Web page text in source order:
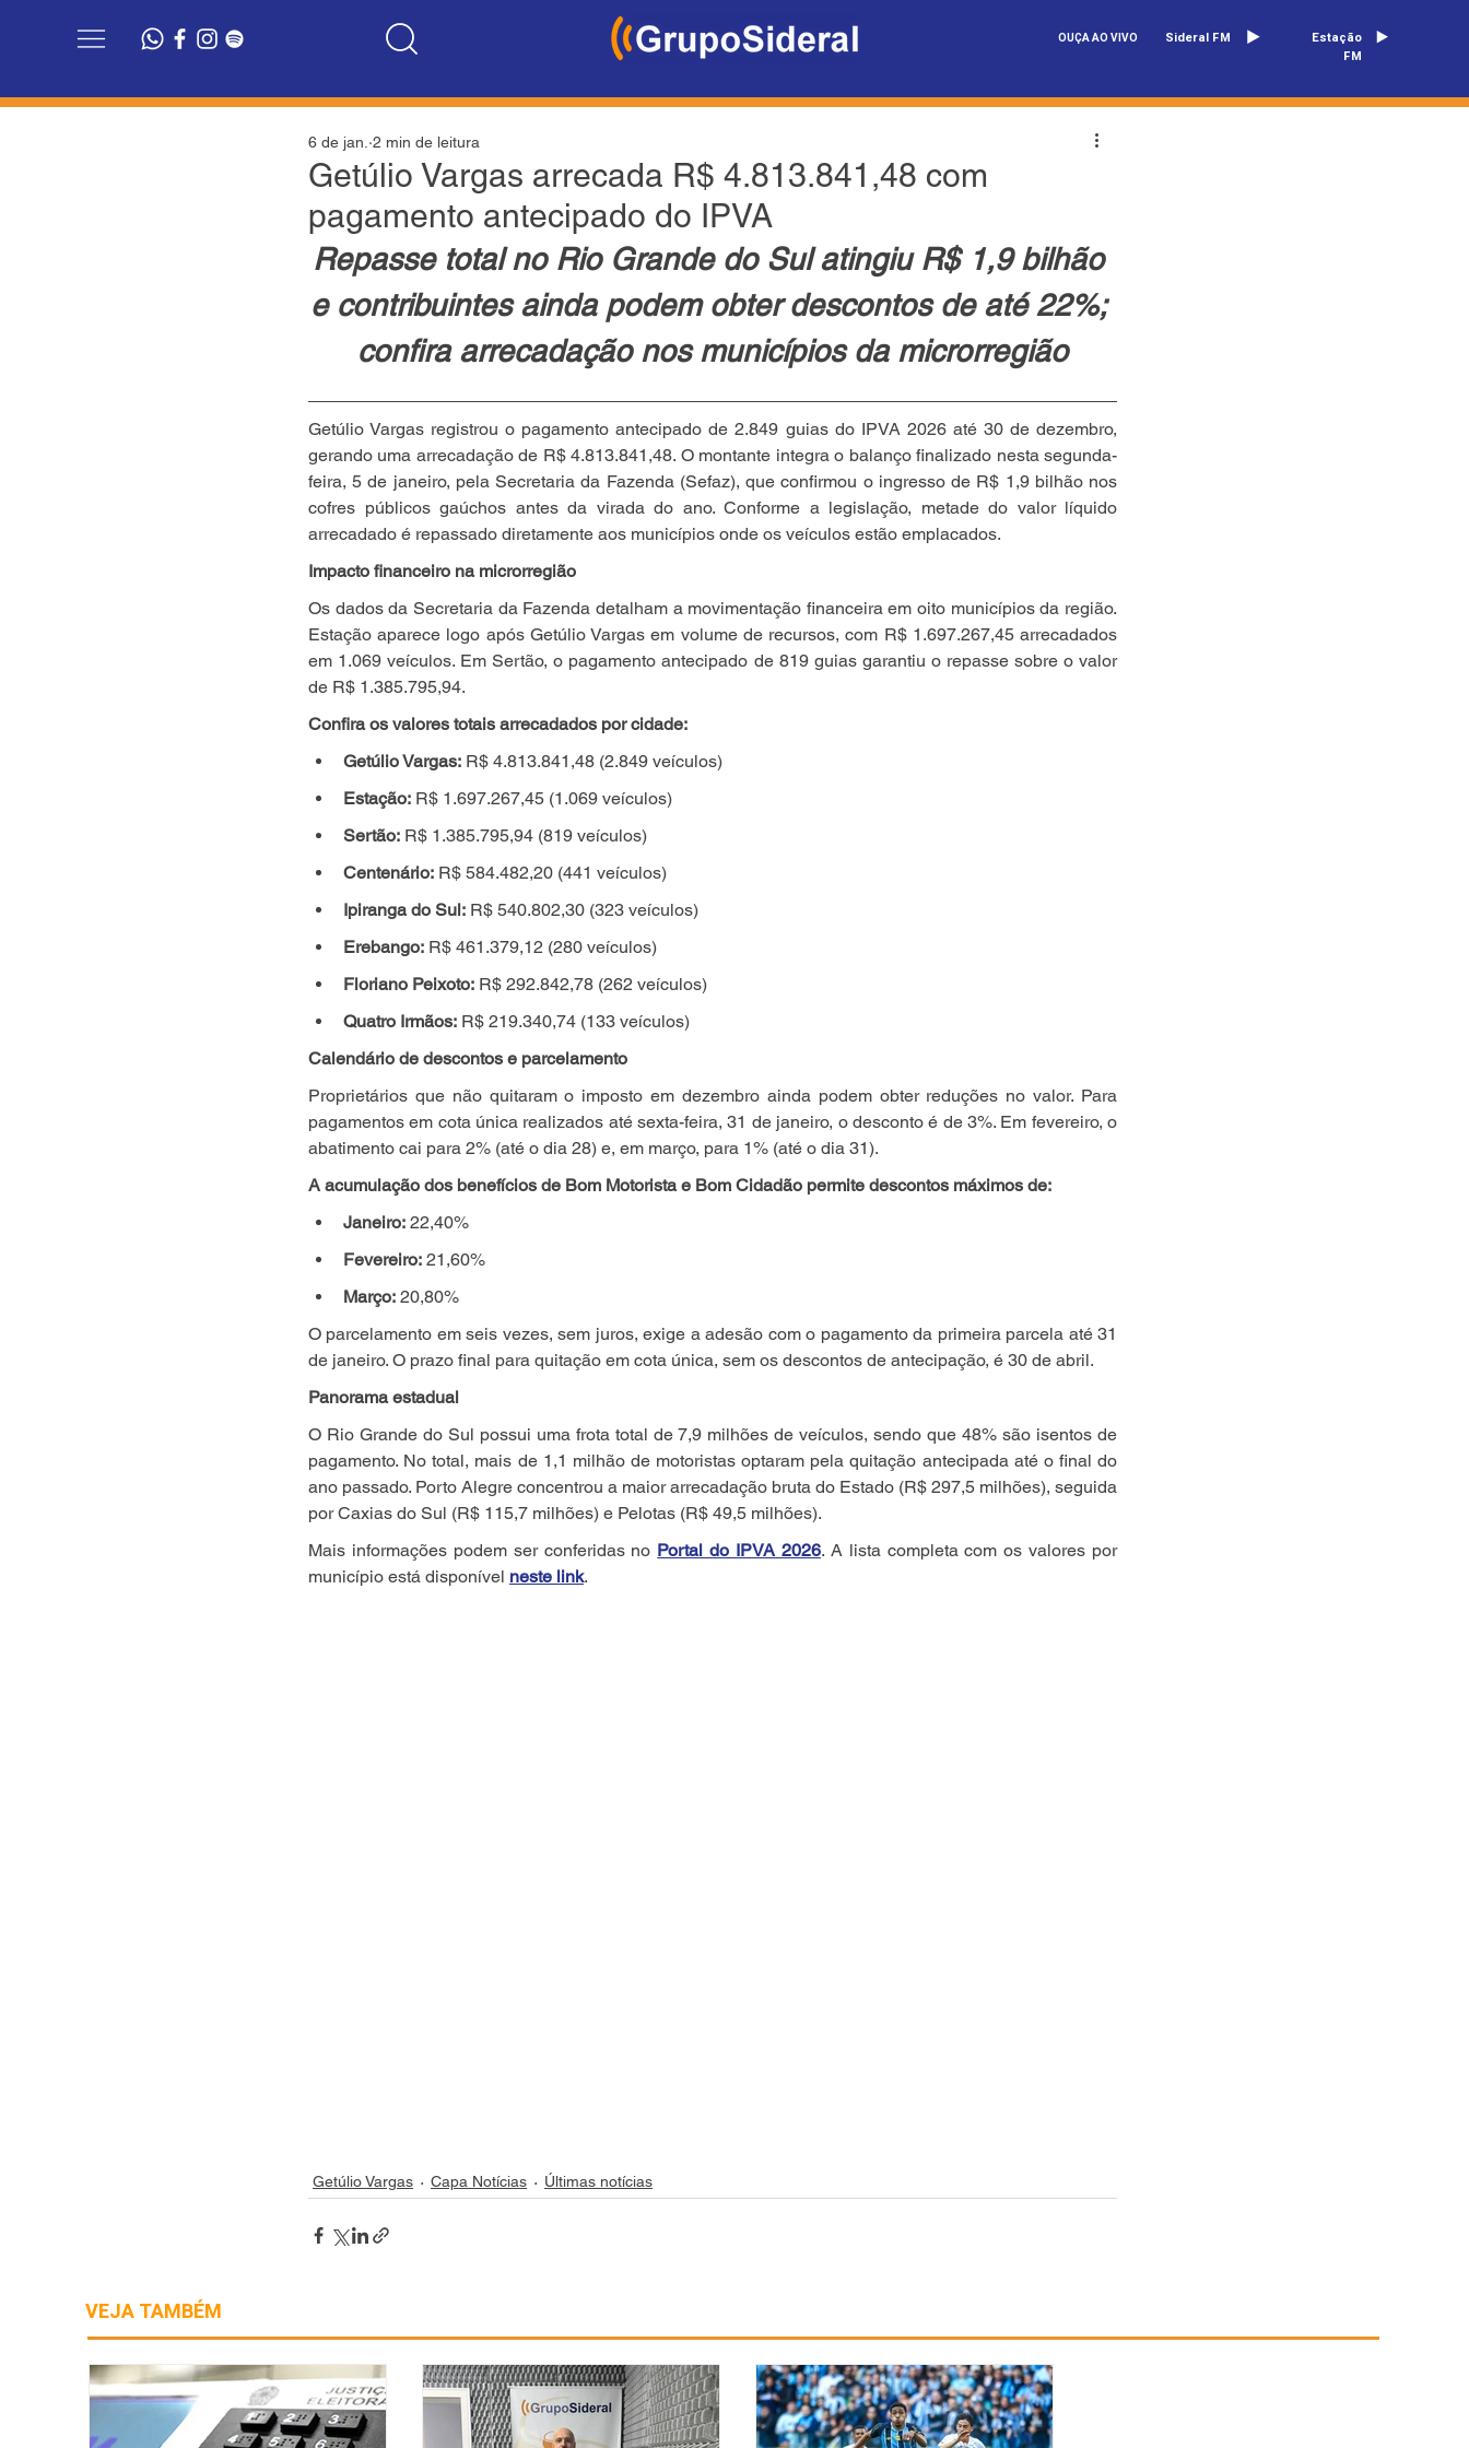
OUÇA AO VIVO Sideral FM
Estação
FM
Getúlio Vargas arrecada R$ 4.813.841,48 com
pagamento antecipado do IPVA
6 de jan. 2 min de leitura
Repasse total no Rio Grande do Sul atingiu R$ 1,9 bilhão
e contribuintes ainda podem obter descontos de até 22%;
confira arrecadação nos municípios da microrregião
Getúlio Vargas registrou o pagamento antecipado de 2.849 guias do IPVA 2026 até 30 de dezembro,
gerando uma arrecadação de R$ 4.813.841,48. O montante integra o balanço finalizado nesta segunda-
feira, 5 de janeiro, pela Secretaria da Fazenda (Sefaz), que confirmou o ingresso de R$ 1,9 bilhão nos
cofres públicos gaúchos antes da virada do ano. Conforme a legislação, metade do valor líquido
arrecadado é repassado diretamente aos municípios onde os veículos estão emplacados.
Impacto financeiro na microrregião
Os dados da Secretaria da Fazenda detalham a movimentação financeira em oito municípios da região.
Estação aparece logo após Getúlio Vargas em volume de recursos, com R$ 1.697.267,45 arrecadados
em 1.069 veículos. Em Sertão, o pagamento antecipado de 819 guias garantiu o repasse sobre o valor
de R$ 1.385.795,94.
Confira os valores totais arrecadados por cidade:
Getúlio Vargas: R$ 4.813.841,48 (2.849 veículos)
Estação: R$ 1.697.267,45 (1.069 veículos)
Sertão: R$ 1.385.795,94 (819 veículos)
Centenário: R$ 584.482,20 (441 veículos)
Ipiranga do Sul: R$ 540.802,30 (323 veículos)
Erebango: R$ 461.379,12 (280 veículos)
Floriano Peixoto: R$ 292.842,78 (262 veículos)
Quatro Irmãos: R$ 219.340,74 (133 veículos)
Calendário de descontos e parcelamento
Proprietários que não quitaram o imposto em dezembro ainda podem obter reduções no valor. Para
pagamentos em cota única realizados até sexta-feira, 31 de janeiro, o desconto é de 3%. Em fevereiro, o
abatimento cai para 2% (até o dia 28) e, em março, para 1% (até o dia 31).
A acumulação dos benefícios de Bom Motorista e Bom Cidadão permite descontos máximos de:
Janeiro: 22,40%
Fevereiro: 21,60%
Março: 20,80%
O parcelamento em seis vezes, sem juros, exige a adesão com o pagamento da primeira parcela até 31
de janeiro. O prazo final para quitação em cota única, sem os descontos de antecipação, é 30 de abril.
Panorama estadual
O Rio Grande do Sul possui uma frota total de 7,9 milhões de veículos, sendo que 48% são isentos de
pagamento. No total, mais de 1,1 milhão de motoristas optaram pela quitação antecipada até o final do
ano passado. Porto Alegre concentrou a maior arrecadação bruta do Estado (R$ 297,5 milhões), seguida
por Caxias do Sul (R$ 115,7 milhões) e Pelotas (R$ 49,5 milhões).
Mais informações podem ser conferidas no Portal do IPVA 2026. A lista completa com os valores por
município está disponível neste link.
Getúlio Vargas Capa Notícias Últimas notícias
VEJA TAMBÉM